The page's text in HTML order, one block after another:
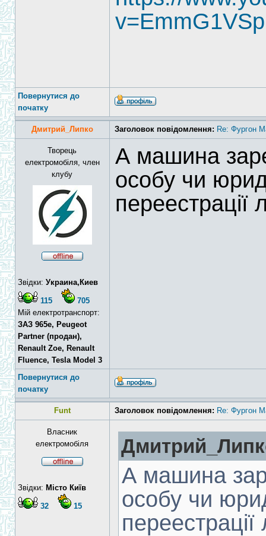
Повернутися до
початку
Дмитрий_Липко Заголовок повідомлення: Re: Фургон
Творець
електромобіля, член
клубу
Звідки: Украина,Киев
115
705
Мій електротранспорт:
ЗАЗ 965e, Peugeot
Partner (продан),
Renault Zoe, Renault
Fluence, Tesla Model 3
А машина
особу чи
переестрації
Повернутися до
початку
Funt Заголовок повідомлення: Re: Фургон
Власник
електромобіля
Звідки: Місто Київ
32 15
А машина
особу чи